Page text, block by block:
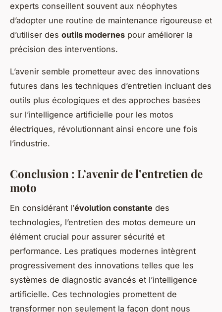
experts conseillent souvent aux néophytes
d’adopter une routine de maintenance rigoureuse et
d’utiliser des outils modernes pour améliorer la
précision des interventions.
L’avenir semble prometteur avec des innovations
futures dans les techniques d’entretien incluant des
outils plus écologiques et des approches basées
sur l’intelligence artificielle pour les motos
électriques, révolutionnant ainsi encore une fois
l’industrie.
Conclusion : L’avenir de l’entretien de
moto
En considérant l’évolution constante des
technologies, l’entretien des motos demeure un
élément crucial pour assurer sécurité et
performance. Les pratiques modernes intègrent
progressivement des innovations telles que les
systèmes de diagnostic avancés et l’intelligence
artificielle. Ces technologies promettent de
transformer non seulement la façon dont nous